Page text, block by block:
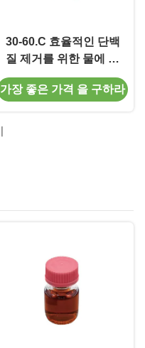
30-60.C 효율적인 단백
질 제거를 위한 물에 녹
는 세탁 효소
가장 좋은 가격 을 구하라